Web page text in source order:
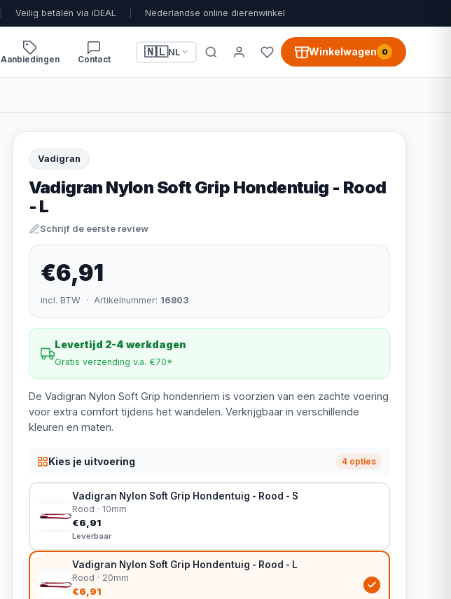
Veilig betalen via iDEAL Nederlandse online dierenwinkel
Aanbiedingen Contact
🇳🇱NL Winkelwagen 0
Vadigran
Vadigran Nylon Soft Grip Hondentuig - Rood
- L
Schrijf de eerste review
€6,91
incl. BTW · Artikelnummer: 16803
Levertijd 2-4 werkdagen
Gratis verzending v.a. €70*
De Vadigran Nylon Soft Grip hondenriem is voorzien van een zachte voering
voor extra comfort tijdens het wandelen. Verkrijgbaar in verschillende
kleuren en maten.
Kies je uitvoering 4 opties
Vadigran Nylon Soft Grip Hondentuig - Rood - S
Rood · 10mm
€6,91
Leverbaar
Vadigran Nylon Soft Grip Hondentuig - Rood - L
Rood · 20mm
€6,91